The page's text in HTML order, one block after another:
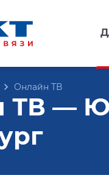
Онлайн ТВ
ТВ —